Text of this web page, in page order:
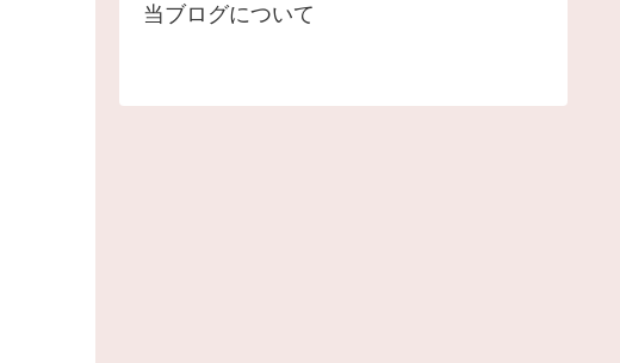
当ブログについて